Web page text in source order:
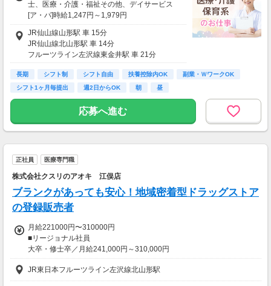
士、医療・介護・福祉その他、デイサービス
[ア・パ]時給1,247円～1,979円
◆土日祝日は時給100円アップ！
＼うれしい手当も充実／
◆特別手当（年2回、最大16万円）
◆資格手当
の支給
＊結婚・出生・入学のお祝い金：5,000～20,
000円
＊ヘルスチェック補助：最大1万円給付など
※時給は経験や資格を加味して決定
【交通費】
一部支給
月50,000円を上限として支給いたします
JR仙山線山形駅 車 15分
JR仙山線北山形駅 車 14分
フルーツライン左沢線東金井駅 車 21分
長期 シフト制 シフト自由 扶養控除内OK
副業・ＷワークOK
シフト1ヶ月毎提出
週2日からOK 朝 昼
応募へ進む
正社員 医療専門職
株式会社クスリのアオキ 江俣店
ブランクがあっても安心！地域密着型ドラッグストア
の登録販売者
月給221000円〜310000円
■リージョナル社員
大卒・修士卒／月給241,000円～310,000円
高校・短大・専門卒／月給221,000円～310,000円
～年収例～
JR東日本フルーツライン左沢線北山形駅